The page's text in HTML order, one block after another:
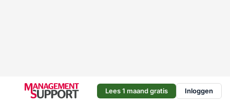
Lees 1 maand gratis Inloggen